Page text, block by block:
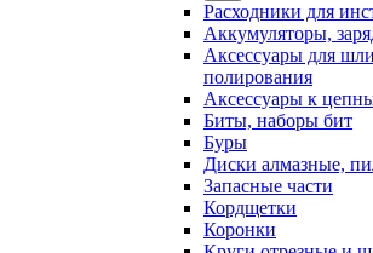
Расходники для
Аккумуляторы,
Аксессуары для
полирования
Аксессуары к
Биты, наборы бит
Буры
Диски алмазные,
Запасные части
Кордщетки
Коронки